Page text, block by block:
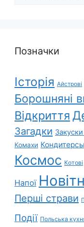
Позначки
Історія Айстрові
Борошняні
Відкриття
Загадки
Комахи
Космос Котові
Напої
Перші страви
Події Польська